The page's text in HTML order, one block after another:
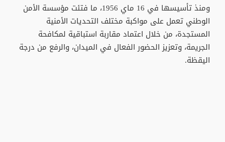
ومنذ تأسيسها في 16 ماي 1956، ما فتئت مؤسسة الأمن
الوطني تعمل على مواكبة مختلف التحديات الأمنية
المستجدة، من خلال اعتماد مقاربة استباقية لمكافحة
الجريمة، وتعزيز الحضور الفعال في الميدان، والرفع من درجة
اليقظة.